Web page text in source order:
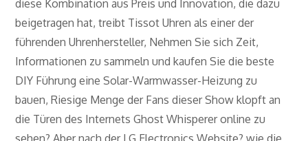
diese Kombination aus Preis und Innovation, die dazu
beigetragen hat, treibt Tissot Uhren als einer der
führenden Uhrenhersteller, Nehmen Sie sich Zeit,
Informationen zu sammeln und kaufen Sie die beste
DIY Führung eine Solar-Warmwasser-Heizung zu
bauen, Riesige Menge der Fans dieser Show klopft an
die Türen des Internets Ghost Whisperer online zu
sehen? Aber nach der LG Electronics Website? wie die